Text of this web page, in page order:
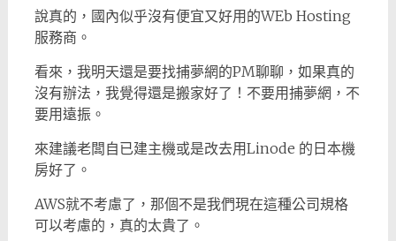
說真的，國內似乎沒有便宜又好用的WEb Hosting
服務商。
看來，我明天還是要找捕夢網的PM聊聊，如果真的
沒有辦法，我覺得還是搬家好了！不要用捕夢網，不
要用遠振。
來建議老闆自已建主機或是改去用Linode 的日本機
房好了。
AWS就不考慮了，那個不是我們現在這種公司規格
可以考慮的，真的太貴了。